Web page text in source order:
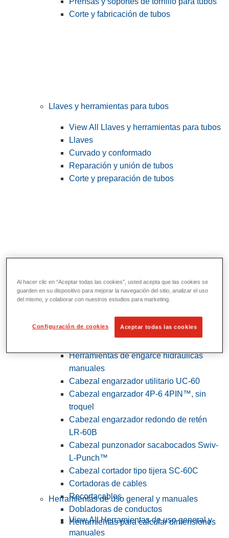
Corte y fabricación de tubos
Llaves y herramientas para tubos
View All Llaves y herramientas para tubos
Llaves
Curvado y conformado
Reparación y unión de tubos
Corte y preparación de tubos
Herramientas de servicios públicos y de
View All Herramientas de servicios
Herramientas de engarce hidráulicas
manuales
Cabezal engarzador utilitario UC-60
Cabezal engarzador 4P-6 4PIN™, sin
troquel
Cabezal engarzador redondo de retén
LR-60B
Cabezal punzonador sacabocados Swiv-
L-Punch™
Cabezal cortador tipo tijera SC-60C
Cortadoras de cables
Recortacables
Dobladoras de conductos
Herramientas para calcular dimensiones
Herramientas de uso general y manuales
View All Herramientas de uso general y
manuales
Al hacer clic en “Aceptar todas las cookies”, usted acepta que las cookies se
guarden en su dispositivo para mejorar la navegación del sitio, analizar el uso
del mismo, y colaborar con nuestros estudios para marketing.
Configuración de cookies Aceptar todas las cookies